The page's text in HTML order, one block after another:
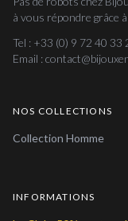
à vous répondre grâce
Tel : +33 (0) 9 72 40 33
Email :
NOS COLLECTIONS
Collection Homme
INFORMATIONS